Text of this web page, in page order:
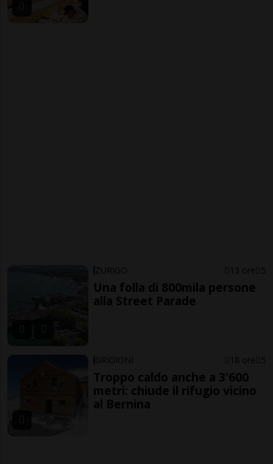
ZURIGO 13 ore 5
Una folla di 800mila persone
alla Street Parade
GRIGIONI 18 ore 5
Troppo caldo anche a 3'600
metri: chiude il rifugio vicino
al Bernina